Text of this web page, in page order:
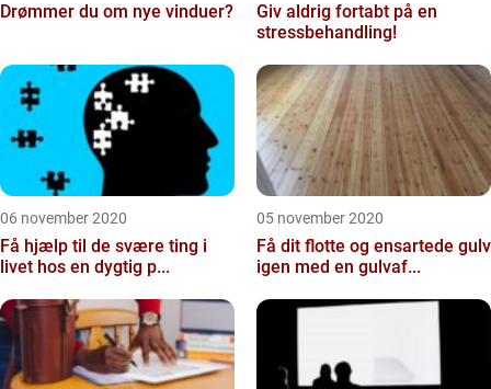
Drømmer du om nye vinduer?
Giv aldrig fortabt på en
stressbehandling!
06 november 2020
Få hjælp til de svære ting i
livet hos en dygtig p...
05 november 2020
Få dit flotte og ensartede gulv
igen med en gulvaf...